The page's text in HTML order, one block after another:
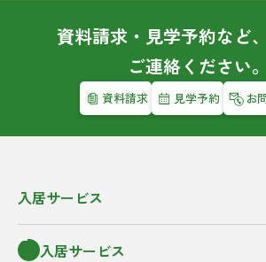
資料請求・見学予約など
ご連絡ください。
資料請求 見学予約 お
入居サービス
入居サービス